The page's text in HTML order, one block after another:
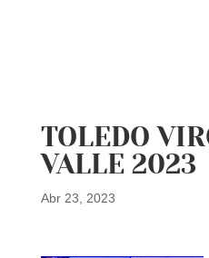
TOLEDO
VALLE 2023
Abr 23, 2023